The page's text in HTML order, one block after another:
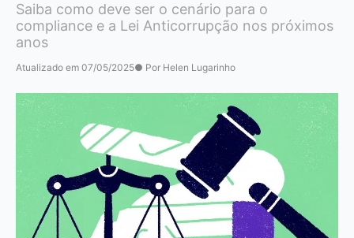
Saiba como deve ser o cenário para o
compliance e a Lei Anticorrupção nos próximos
anos
Atualizado em 07/05/2025● Por Helen Lugarinho